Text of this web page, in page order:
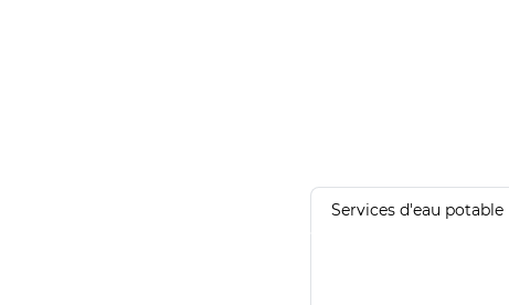
Services d'eau potable